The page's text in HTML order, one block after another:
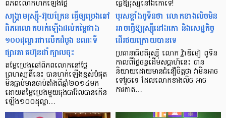
ពិភពលោកហក់ឡើងថ្លៃ
សង្គ្រាមរុស្ស៊ី-អ៊ុយក្រែន ធ្វើឲ្យប្រេងឆៅ
ពិភពលោកហក់ឡើងដល់តម្លៃជាង
១០០ដុល្លារជាលើកដំបូង ខណៈទី
ផ្សារភាគហ៊ុនដាំក្បាលចុះ
តម្លៃប្រេងឆៅពិភពលោកនៅថ្ងៃ
ព្រហស្បតិ៍នេះ បានហក់ឡើងខ្ពស់បំផុត
មិនធ្លាប់មានចាប់តាំងពីឆ្នាំ២០១៤មក
ដោយតម្លៃប្រេងមួយធុងបារ៉ែលបានកើន
ឡើង១០០ដុល្លា…
ធ្វើឱ្យរុស្ស៊ីនៅឯកោទេ!
បុរសខ្លាំងពូទីនថា លោកខាងលិចមិន
អាចធ្វើឱ្យរុស្ស៊ីនៅឯកោ និងសេដ្ឋកិច្ច
ដើរថយក្រោយបានទេ
ប្រធានាធិបតីរុស្ស៊ី លោក វ្ល៉ាឌីមៀ ពូទីន
កាលពីថ្ងៃចន្ទដើមសប្តាហ៍នេះ បាន
និយាយដោយមានជំនឿចិត្តថា វាមិនអាច
ទៅរួចទេ ដែលលោកខាងលិច អាច
ការកាត…